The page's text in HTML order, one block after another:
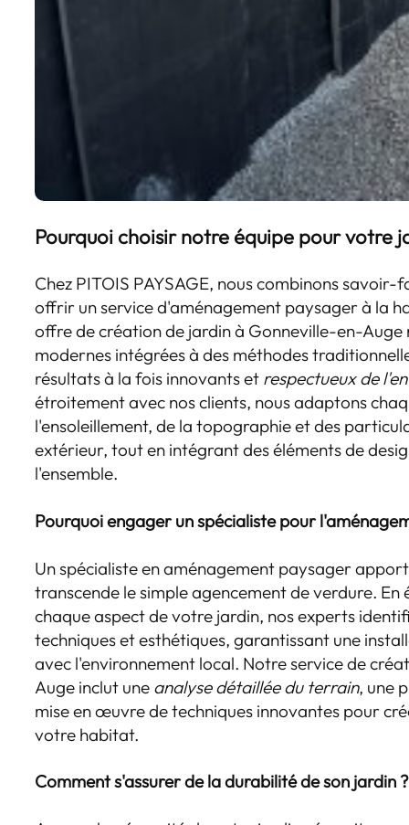
Pourquoi choisir notre équipe pour votre
Chez PITOIS PAYSAGE, nous combinons
offrir un service d'aménagement paysager à la
offre de création de jardin à Gonneville-en-Auge
modernes intégrées à des méthodes
résultats à la fois innovants et respectueux de
étroitement avec nos clients, nous adaptons
l'ensoleillement, de la topographie et des
extérieur, tout en intégrant des éléments de
l'ensemble.
Pourquoi engager un spécialiste pour
Un spécialiste en aménagement paysager
transcende le simple agencement de verdure.
chaque aspect de votre jardin, nos experts
techniques et esthétiques, garantissant une
avec l'environnement local. Notre service de
Auge inclut une analyse détaillée du terrain, une
mise en œuvre de techniques innovantes pour
votre habitat.
Comment s'assurer de la durabilité de son jardin ?